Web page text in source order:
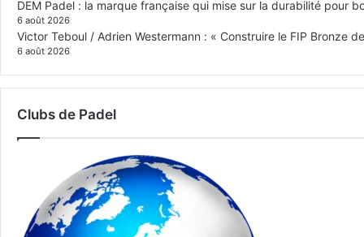
DEM Padel : la marque française qui mise sur la durabilité pour
6 août 2026
Victor Teboul / Adrien Westermann : « Construire le FIP Bronze
6 août 2026
Clubs de Padel